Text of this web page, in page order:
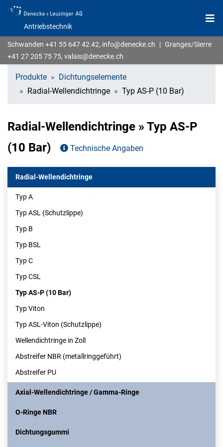
Antriebstechnik
Schwanden +41 55 647 42 42, info@denecke.ch | Granges/Sierre
+41 27 205 75 75, valais@denecke.ch
Produkte
Dichtungselemente
Radial-Wellendichtringe
Typ AS-P (10 Bar)
Radial-Wellendichtringe » Typ AS-P
(10 Bar)
Technische Angaben
Radial-Wellendichtringe
Typ A
Typ ASL (Schutzlippe)
Typ B
Typ BSL
Typ C
Typ CSL
Typ AS-P (10 Bar)
Typ Viton
Typ ASL-Viton (Schutzlippe)
Wellendichtringe in Zoll
Abstreifer NBR (metallringgeführt)
Abstreifer PU
Axial-Wellendichtringe / Gamma-Ringe
O-Ringe NBR
Dichtungsgummi